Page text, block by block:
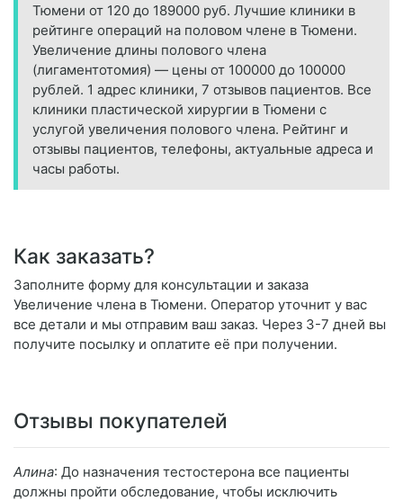
Тюмени от 120 до 189000 руб. Лучшие клиники в
рейтинге операций на половом члене в Тюмени.
Увеличение длины полового члена
(лигаментотомия) — цены от 100000 до 100000
рублей. 1 адрес клиники, 7 отзывов пациентов. Все
клиники пластической хирургии в Тюмени с
услугой увеличения полового члена. Рейтинг и
отзывы пациентов, телефоны, актуальные адреса и
часы работы.
Как заказать?
Заполните форму для консультации и заказа
Увеличение члена в Тюмени. Оператор уточнит у вас
все детали и мы отправим ваш заказ. Через 3-7 дней вы
получите посылку и оплатите её при получении.
Отзывы покупателей
Алина: До назначения тестостерона все пациенты
должны пройти обследование, чтобы исключить